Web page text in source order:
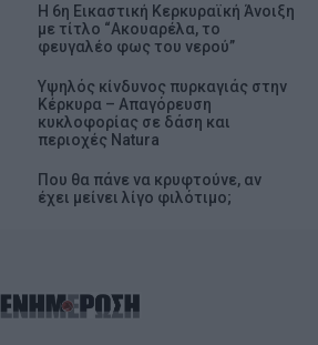
Η 6η Εικαστική Κερκυραϊκή Άνοιξη
με τίτλο “Ακουαρέλα, το
φευγαλέο φως του νερού”
Υψηλός κίνδυνος πυρκαγιάς στην
Κέρκυρα – Απαγόρευση
κυκλοφορίας σε δάση και
περιοχές Natura
Που θα πάνε να κρυφτούνε, αν
έχει μείνει λίγο φιλότιμο;